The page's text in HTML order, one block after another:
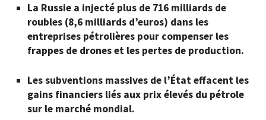
La Russie a injecté plus de 716 milliards de
roubles (8,6 milliards d’euros) dans les
entreprises pétrolières pour compenser les
frappes de drones et les pertes de production.
Les subventions massives de l’État effacent les
gains financiers liés aux prix élevés du pétrole
sur le marché mondial.